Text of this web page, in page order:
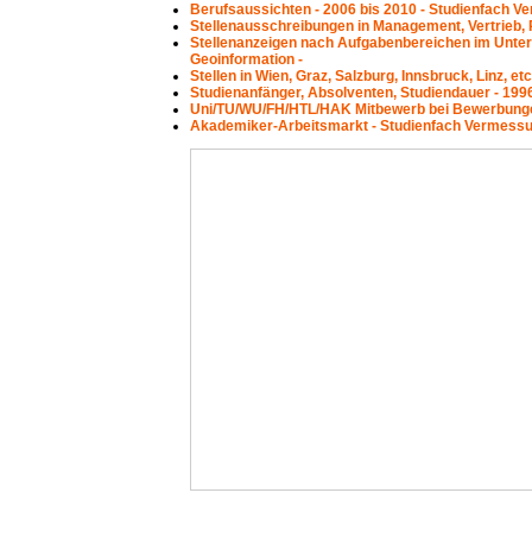
Berufsaussichten - 2006 bis 2010 - Studienfach
Stellenausschreibungen in Management,
Stellenanzeigen nach Aufgabenbereichen im
Geoinformation -
Stellen in Wien, Graz, Salzburg, Innsbruck, Linz,
Studienanfänger, Absolventen, Studiendauer -
Uni/TU/WU/FH/HTL/HAK Mitbewerb bei
Akademiker-Arbeitsmarkt - Studienfach